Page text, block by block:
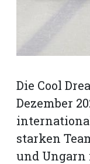
Die Cool
Dezember
starken
und Ungarn